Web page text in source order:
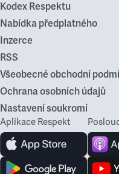
Kodex Respektu
Nabídka předplatného
Inzerce
RSS
Všeobecné obchodní
Ochrana osobních údajů
Nastavení soukromí
Aplikace Respekt